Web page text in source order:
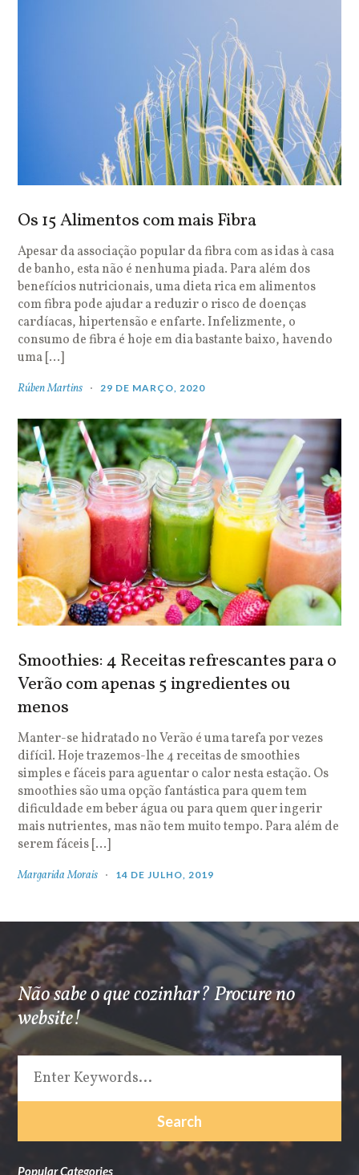
Os 15 Alimentos com mais Fibra
Apesar da associação popular da fibra com as idas à casa
de banho, esta não é nenhuma piada. Para além dos
benefícios nutricionais, uma dieta rica em alimentos
com fibra pode ajudar a reduzir o risco de doenças
cardíacas, hipertensão e enfarte. Infelizmente, o
consumo de fibra é hoje em dia bastante baixo, havendo
uma […]
Rúben Martins 29 DE MARÇO, 2020
Smoothies: 4 Receitas refrescantes para o
Verão com apenas 5 ingredientes ou
menos
Manter-se hidratado no Verão é uma tarefa por vezes
difícil. Hoje trazemos-lhe 4 receitas de smoothies
simples e fáceis para aguentar o calor nesta estação. Os
smoothies são uma opção fantástica para quem tem
dificuldade em beber água ou para quem quer ingerir
mais nutrientes, mas não tem muito tempo. Para além de
serem fáceis […]
Margarida Morais 14 DE JULHO, 2019
Não sabe o que cozinhar? Procure no
website!
Popular Categories